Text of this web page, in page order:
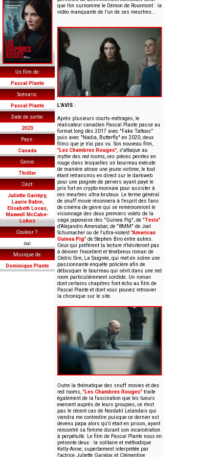
Un film de
Pascal Plante
Scénario
Pascal Plante
Date de sortie
2023
Pays
Canada
Genre
Thriller
Cast
Juliette Gariépy,
Laurie Babin,
Elisabeth Locas,
Maxwell McCabe-
Lokos
Couleur ?
oui
Musique de
Dominique Plante
que l’on surnomme le Démon de Rosemont : la
vidéo manquante de l’un de ses meurtres...
L'AVIS :
Après plusieurs courts-métrages, le
réalisateur canadien Pascal Plante passe au
format long dès 2017 avec "Fake Tattoos"
puis avec "Nadia, Butterfly" en 2020, deux
films que je n'ai pas vu. Son nouveau film,
"Les Chambres Rouges", s'attaque au
mythe des red rooms, ces pièces peintes en
rouge dans lesquelles un bourreau exécute
de manière atroce une jeune victime, le tout
étant retransmis en direct sur le darkweb
pour une poignée de pervers ayant payé le
prix fort en crypto-monnaie pour assister à
ces meurtres ultra-brutaux. Le terme général
de snuff movie résonnera à l'esprit des fans
de cinéma de genre qui se remémoreront le
visionnage des deux premiers volets de la
saga japonaise des "Guinea Pig", de "Tesis"
d'Alejandro Amenabar, de "8MM" de Joel
Schumacher ou de l'ultra-violent "American
Guinea Pig" de Stephen Biro entre autres.
Ceux qui préfèrent la lecture n'hésiteront pas
à dévorer l'excellent et ténébreux roman de
Cédric Sire, La Saignée, qui met en scène une
passionnante enquête policière afin de
débusquer le bourreau qui sévit dans une red
room particulièrement sordide. Un roman
dont certains chapitres font écho au film de
Pascal Plante et dont vous pouvez retrouver
la chronique sur le site.
Outre la thématique des snuff movies et des
red rooms, "Les Chambres Rouges" traite
également de la fascination que les tueurs
exercent auprès de leurs groupies, ce n'est
pas le récent cas de Nordahl Lelandais qui
viendra me contredire puisque ce dernier est
devenu papa alors qu'il était en prison, ayant
rencontré sa femme durant son incarcération
à perpétuité. Le film de Pascal Plante nous en
présente deux : la solitaire et méthodique
Kelly-Anne, superbement interprétée par
l'actrice Juliette Gariépy, et Clémentine